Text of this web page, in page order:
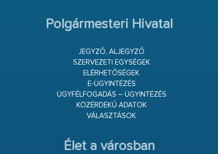
Polgármesteri Hivatal
JEGYZŐ, ALJEGYZŐ
SZERVEZETI EGYSÉGEK
ELÉRHETŐSÉGEK
E-ÜGYINTÉZÉS
ÜGYFÉLFOGADÁS – ÜGYINTÉZÉS
KÖZÉRDEKŰ ADATOK
VÁLASZTÁSOK
Élet a városban